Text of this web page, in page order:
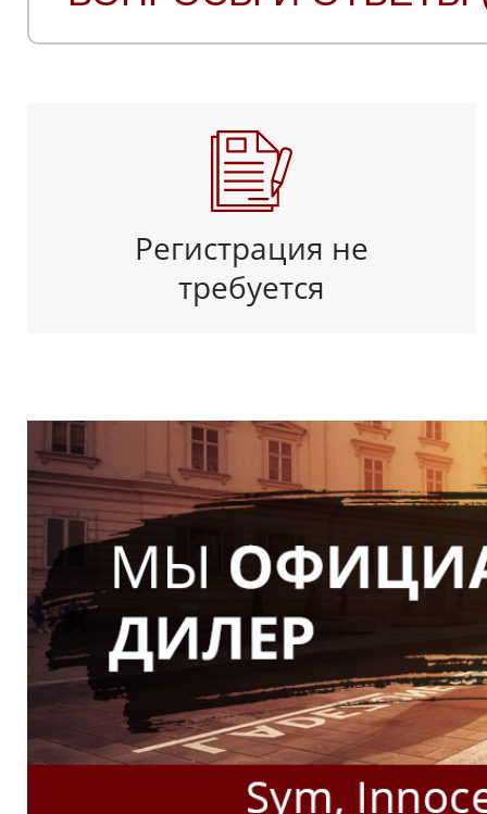
Регистрация не
требуется